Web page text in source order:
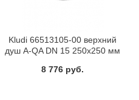
Kludi 66513105-00 верхний
душ A-QA DN 15 250х250 мм
8 776 руб.